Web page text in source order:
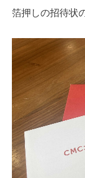
箔押しの招待状